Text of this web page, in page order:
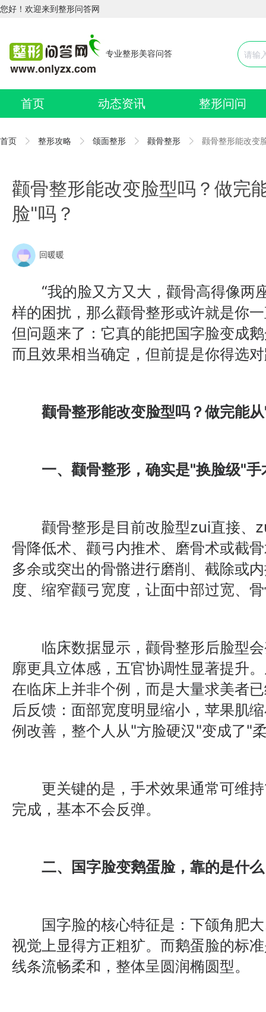
您好！欢迎来到整形问答网
专业整形美容问答
首页 动态资讯 整形问问
首页 整形攻略 颌面整形 颧骨整形 颧骨整形能改变
颧骨整形能改变脸型吗？做完
脸"吗？
回暖暖
“我的脸又方又大，颧骨高得像两
样的困扰，那么颧骨整形或许就是你
但问题来了：它真的能把国字脸变成
而且效果相当确定，但前提是你得选
颧骨整形能改变脸型吗？做完能从
一、颧骨整形，确实是"换脸级"手
颧骨整形是目前改脸型zui直接、
骨降低术、颧弓内推术、磨骨术或截
多余或突出的骨骼进行磨削、截除或
度、缩窄颧弓宽度，让面中部过宽、
临床数据显示，颧骨整形后脸型会
廓更具立体感，五官协调性显著提升
在临床上并非个例，而是大量求美者
后反馈：面部宽度明显缩小，苹果肌
例改善，整个人从"方脸硬汉"变成了"
更关键的是，手术效果通常可维持
完成，基本不会反弹。
二、国字脸变鹅蛋脸，靠的是什
国字脸的核心特征是：下颌角肥大
视觉上显得方正粗犷。而鹅蛋脸的标
线条流畅柔和，整体呈圆润椭圆型。